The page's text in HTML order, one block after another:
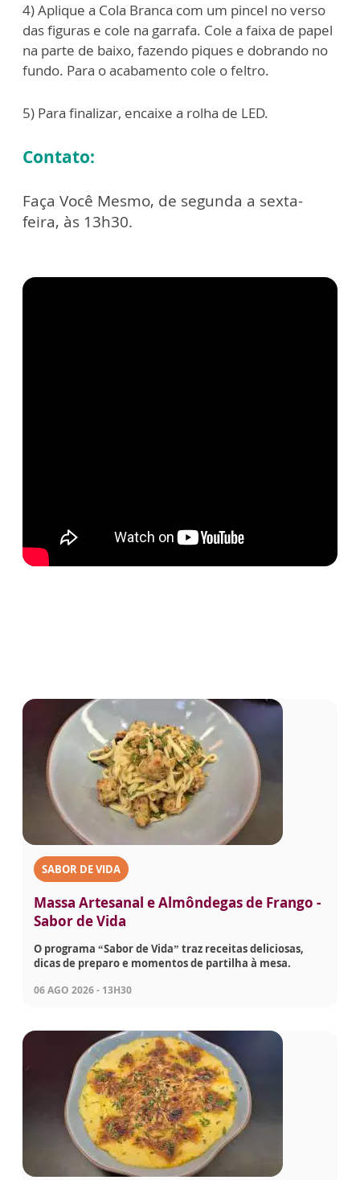
4) Aplique a Cola Branca com um pincel no verso
das figuras e cole na garrafa. Cole a faixa de papel
na parte de baixo, fazendo piques e dobrando no
fundo. Para o acabamento cole o feltro.
5) Para finalizar, encaixe a rolha de LED.
Contato:
Faça Você Mesmo, de segunda a sexta-
feira, às 13h30.
SABOR DE VIDA
Massa Artesanal e Almôndegas de Frango -
Sabor de Vida
O programa “Sabor de Vida” traz receitas deliciosas,
dicas de preparo e momentos de partilha à mesa.
06 AGO 2026 - 13H30